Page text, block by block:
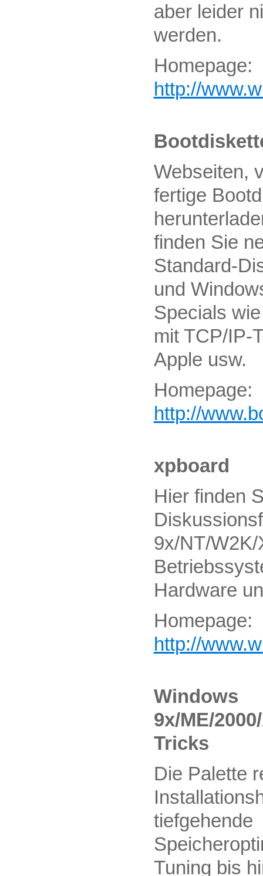
aber leider
werden.
Homepage:
http://
Webseiten,
fertige
finden Sie
Standard-
und
Specials
mit TCP/IP-
Apple usw.
Homepage:
http://
xpboard
Hier finden
9x/NT/W2K/
Hardware
Homepage:
http://
Windows
9x/ME/
Tricks
Die Palette
tiefgehende
Tuning bis